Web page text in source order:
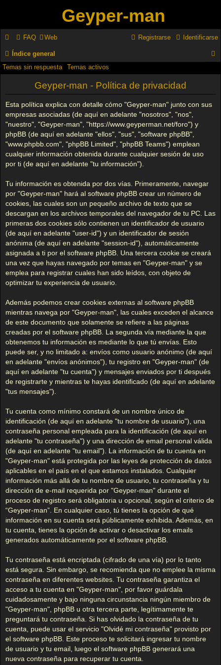
Geyper-man
FAQ Web Identificarse
Registrarse
Índice general
Temas sin respuesta Temas activos
Geyper-man - Política de privacidad
Esta política explica con detalle cómo "Geyper-man" junto con sus
empresas asociadas (de aquí en adelante "nosotros", "nos",
"nuestro", "Geyper-man", "https://www.geyperman.net/foro") y
phpBB (de aquí en adelante "ellos", "sus", "software phpBB",
"www.phpbb.com", "phpBB Limited", "phpBB Teams") emplean
cualquier información obtenida durante cualquier sesión de uso
por ti (de aquí en adelante "tu información").
Tu información es obtenida por dos vías. Primeramente, navegar
por "Geyper-man" hará al software phpBB crear un número de
cookies, las cuales son un pequeño archivo de texto que se
descargan en los archivos temporales del navegador de tu PC. Las
primeras dos cookies sólo contienen un identificador de usuario
(de aquí en adelante "user-id") y un identificador de sesión
anónima (de aquí en adelante "session-id"), automáticamente
asignada a ti por el software phpBB. Una tercera cookie se creará
una vez que hayas navegado por temas en "Geyper-man" y se
emplea para registrar cuales han sido leídos, con objeto de
optimizar tu experiencia de usuario.
Además podemos crear cookies externas al software phpBB
mientras navega por "Geyper-man", las cuales exceden el alcance
de este documento que solamente se refiere a las páginas
creadas por el software phpBB. La segunda vía mediante la que
obtenemos tu información es mediante lo que tú envías. Esto
puede ser, y no limitado a: envíos como usuario anónimo (de aquí
en adelante "envíos anónimos"), tu registro en "Geyper-man" (de
aquí en adelante "tu cuenta") y mensajes enviados por ti después
de registrarte y mientras te hayas identificado (de aquí en adelante
"tus mensajes").
Tu cuenta como mínimo constará de un nombre único de
identificación (de aquí en adelante "tu nombre de usuario"), una
contraseña personal empleada para la identificación (de aquí en
adelante "tu contraseña") y una dirección de email personal válida
(de aquí en adelante "tu email"). La información de tu cuenta en
"Geyper-man" está protegida por las leyes de protección de datos
aplicables en el país en el que estamos instalados. Cualquier
información más allá de tu nombre de usuario, tu contraseña y tu
dirección de e-mail requerida por "Geyper-man" durante el
proceso de registro será obligatoria u opcional, según el criterio de
“Geyper-man”. En cualquier caso, tú tienes la opción de qué
información en su cuenta será públicamente exhibida. Además, en
tu cuenta, tienes la opción de activar o desactivar los emails
generados automáticamente por el software phpBB.
Tu contraseña está encriptada (cifrado de una vía) por lo tanto
está segura. Sin embargo, se recomienda que no emplee la misma
contraseña en diferentes websites. Tu contraseña garantiza el
acceso a tu cuenta en "Geyper-man", por favor guárdala
cuidadosamente y bajo ninguna circunstancia ningún miembro de
"Geyper-man", phpBB u otra tercera parte, legítimamente te
preguntará tu contraseña. Si has olvidado la contraseña de tu
cuenta, puede usar el servicio "Olvidé mi contraseña" provisto por
el software phpBB. Este proceso te solicitará ingresar tu nombre
de usuario y tu email, luego el software phpBB generará una
nueva contraseña para recuperar tu cuenta.